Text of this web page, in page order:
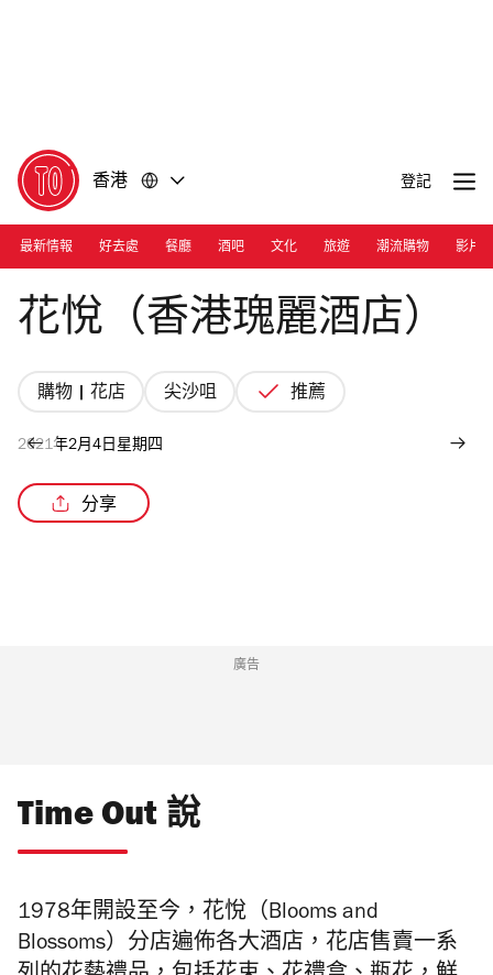
香港 登記
最新情報 好去處 餐廳 酒吧 文化 旅遊 潮流購物 影片
Photograph: Courtesy Blooms and Blossoms
花悅（香港瑰麗酒店）
購物 | 花店 尖沙咀 推薦
2021年2月4日星期四
分享
廣告
Time Out 說
1978年開設至今，花悅（Blooms and
Blossoms）分店遍佈各大酒店，花店售賣一系